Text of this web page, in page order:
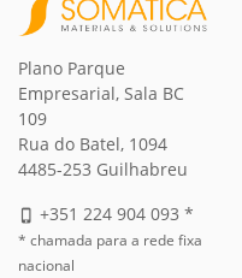
Plano Parque
Empresarial, Sala BC
109
Rua do Batel, 1094
4485-253 Guilhabreu
phone_iphone +351 224 904 093 *
* chamada para a rede fixa
nacional